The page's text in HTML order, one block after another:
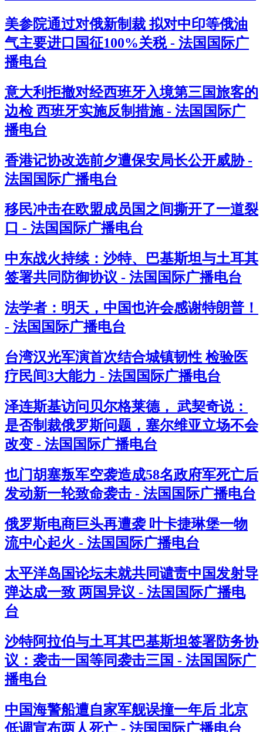
美参院通过对俄新制裁 拟对中印等俄油
气主要进口国征100%关税 - 法国国际广
播电台
意大利拒撤对经西班牙入境第三国旅客的
边检 西班牙实施反制措施 - 法国国际广
播电台
香港记协改选前夕遭保安局长公开威胁 -
法国国际广播电台
移民冲击在欧盟成员国之间撕开了一道裂
口 - 法国国际广播电台
中东战火持续：沙特、巴基斯坦与土耳其
签署共同防御协议 - 法国国际广播电台
法学者：明天，中国也许会感谢特朗普！
- 法国国际广播电台
台湾汉光军演首次结合城镇韧性 检验医
疗民间3大能力 - 法国国际广播电台
泽连斯基访问贝尔格莱德， 武契奇说：
是否制裁俄罗斯问题，塞尔维亚立场不会
改变 - 法国国际广播电台
也门胡塞叛军空袭造成58名政府军死亡后
发动新一轮致命袭击 - 法国国际广播电台
俄罗斯电商巨头再遭袭 叶卡捷琳堡一物
流中心起火 - 法国国际广播电台
太平洋岛国论坛未就共同谴责中国发射导
弹达成一致 两国异议 - 法国国际广播电
台
沙特阿拉伯与土耳其巴基斯坦签署防务协
议：袭击一国等同袭击三国 - 法国国际广
播电台
中国海警船遭自家军舰误撞一年后 北京
低调宣布两人死亡 - 法国国际广播电台